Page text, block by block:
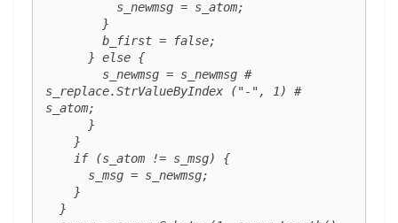
s_replace.StrValueByIndex ("-", 1) #
s_atom;